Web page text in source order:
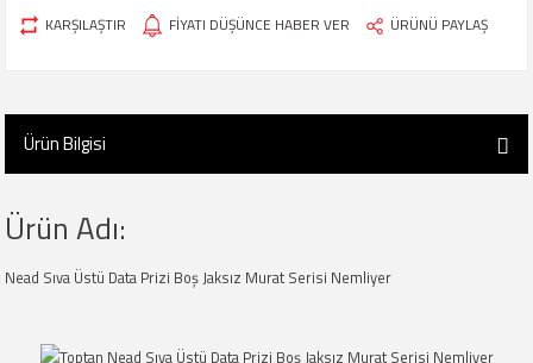
KARŞILAŞTIR FİYATI DÜŞÜNCE HABER VER ÜRÜNÜ PAYLAŞ
Ürün Bilgisi
Ürün Adı:
Nead Sıva Üstü Data Prizi Boş Jaksız Murat Serisi Nemliyer